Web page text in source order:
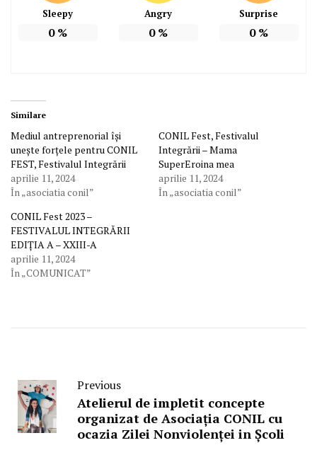
Sleepy
0%
Angry
0%
Surprise
0%
Similare
Mediul antreprenorial își
unește forțele pentru CONIL
FEST, Festivalul Integrării
aprilie 11, 2024
În „asociatia conil”
CONIL Fest, Festivalul
Integrării – Mama
SuperEroina mea
aprilie 11, 2024
În „asociatia conil”
CONIL Fest 2023 –
FESTIVALUL INTEGRĂRII
EDIȚIA A – XXIII-A
aprilie 11, 2024
În „COMUNICAT”
Previous
Atelierul de impletit concepte
organizat de Asociația CONIL cu
ocazia Zilei Nonviolenței in Școli